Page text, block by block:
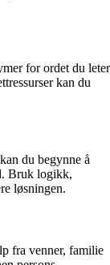
for ordet du leter
kan du
du begynne å
Bruk logikk,
løsningen.
fra venner, familie